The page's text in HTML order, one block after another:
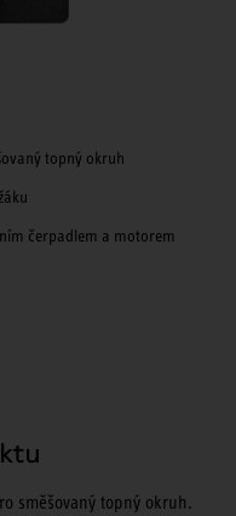
topný okruh
čerpadlem a motorem
směšovaný topný okruh.